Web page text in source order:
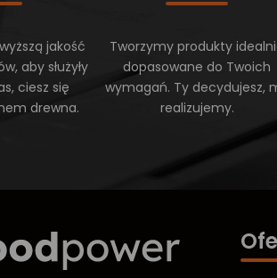
jakość
aby służyły
ciesz się
drewna.
Tworzymy produkty
dopasowane do Twoich
wymagań. Ty decydujesz,
realizujemy.